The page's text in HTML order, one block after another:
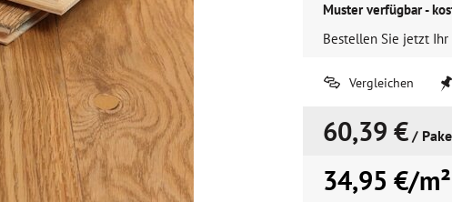
Muster verfügbar -
Bestellen Sie jetzt Ihr
Vergleichen
60,39 € /
34,95 €/